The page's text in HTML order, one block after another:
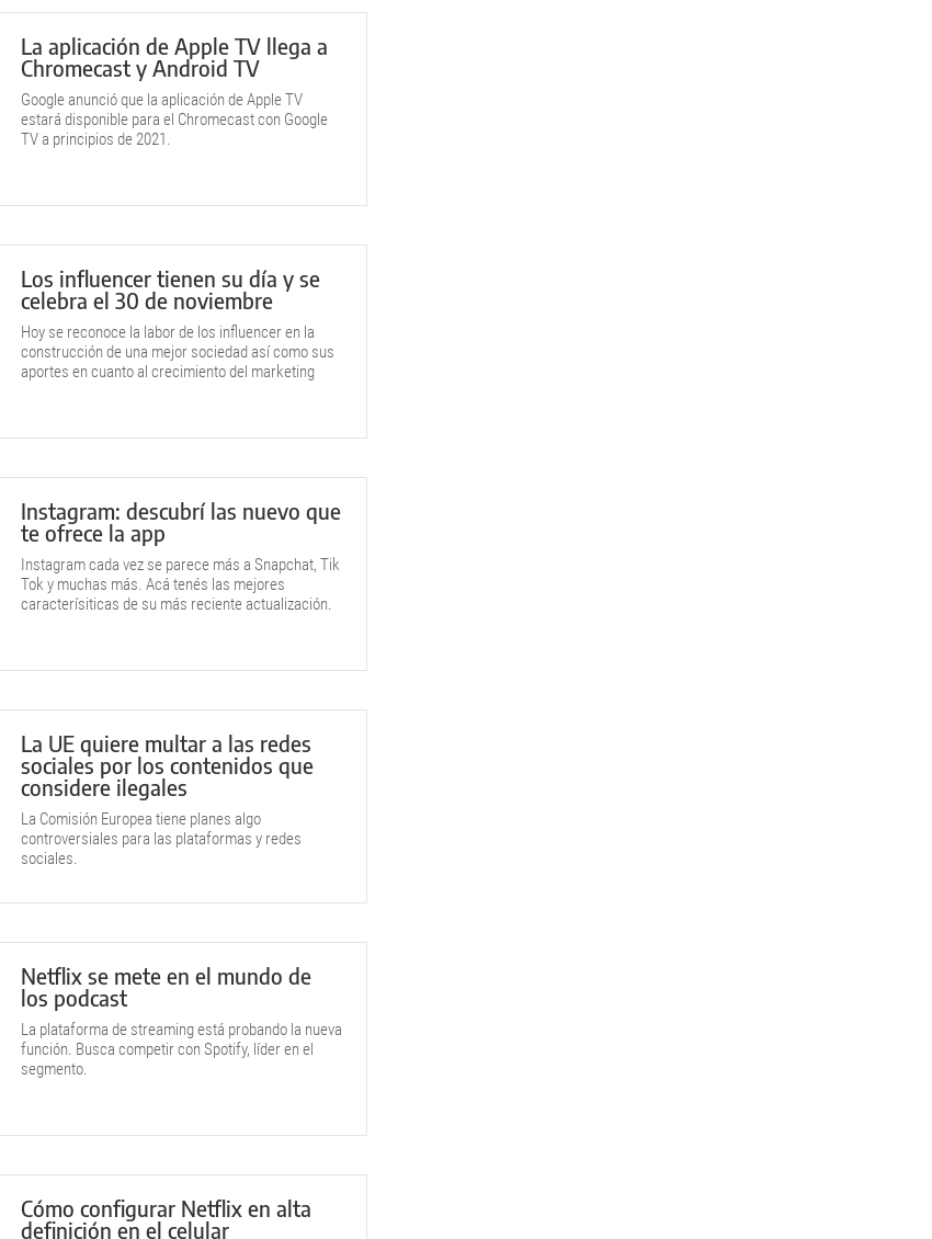
La aplicación de Apple TV llega a
Chromecast y Android TV
Google anunció que la aplicación de Apple TV
estará disponible para el Chromecast con Google
TV a principios de 2021.
Los influencer tienen su día y se
celebra el 30 de noviembre
Hoy se reconoce la labor de los influencer en la
construcción de una mejor sociedad así como sus
aportes en cuanto al crecimiento del marketing
Instagram: descubrí las nuevo que
te ofrece la app
Instagram cada vez se parece más a Snapchat, Tik
Tok y muchas más. Acá tenés las mejores
caracterísiticas de su más reciente actualización.
La UE quiere multar a las redes
sociales por los contenidos que
considere ilegales
La Comisión Europea tiene planes algo
controversiales para las plataformas y redes
sociales.
Netflix se mete en el mundo de
los podcast
La plataforma de streaming está probando la nueva
función. Busca competir con Spotify, líder en el
segmento.
Cómo configurar Netflix en alta
definición en el celular